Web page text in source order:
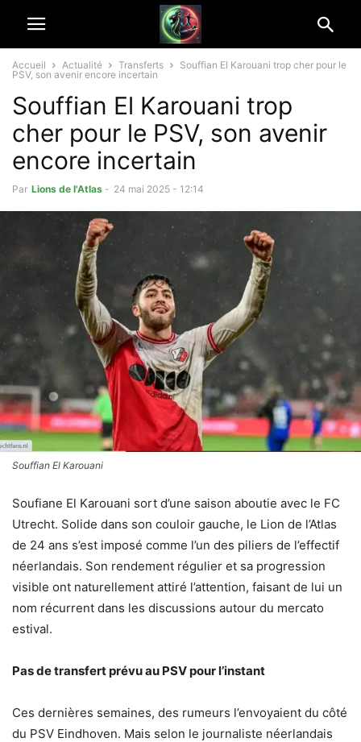
Accueil Actualité Transferts
Souffian El Karouani trop cher pour le
PSV, son avenir encore incertain
Souffian El Karouani trop
cher pour le PSV, son avenir
encore incertain
Par Lions de l'Atlas - 24 mai 2025 - 12:14
Souffian El Karouani
Soufiane El Karouani sort d’une saison aboutie avec le FC
Utrecht. Solide dans son couloir gauche, le Lion de l’Atlas
de 24 ans s’est imposé comme l’un des piliers de l’effectif
néerlandais. Son rendement régulier et sa progression
visible ont naturellement attiré l’attention, faisant de lui un
nom récurrent dans les discussions autour du mercato
estival.
Pas de transfert prévu au PSV pour l’instant
Ces dernières semaines, des rumeurs l’envoyaient du côté
du PSV Eindhoven. Mais selon le journaliste néerlandais